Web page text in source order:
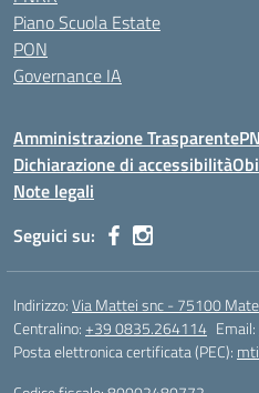
Piano Scuola Estate
PON
Governance IA
Amministrazione Trasparente
Dichiarazione di accessibilità
Note legali
Seguici su:
Indirizzo:Via Mattei snc - 75100
Centralino:+39 0835.264114 Email:
Posta elettronica certificata (PEC):